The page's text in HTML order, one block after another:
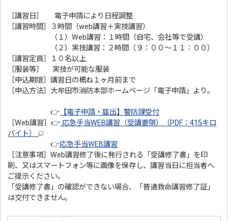
［講習日］ 電子申請により日程調整
［講習時間］３時間（web講習＋実技講習）
（１）Web講習：１時間（自宅、会社等で受講）
（２）実技講習：２時間（９：００～１１：００）
［講習定員］１０名以上
［服装等］ 実技が可能な服装
［申込期限］講習日の概ね１ヶ月前まで
［申込方法］大牟田市消防本部ホームページ「電子申請」より。
👉 【電子申請・届出】警防課受付
［Web講習］👉 応急手当WEB講習（受講要領）（PDF：415キロ
バイト）
👉応急手当WEB講習
［注意事項］Web講習修了後に発行される「受講修了書」を印
刷、又はスマートフォン等に画像を保存し、講習当日に担当者へ
ご提示ください。
「受講修了書」の確認ができない場合、「普通救命講習修了証」
は交付できません。